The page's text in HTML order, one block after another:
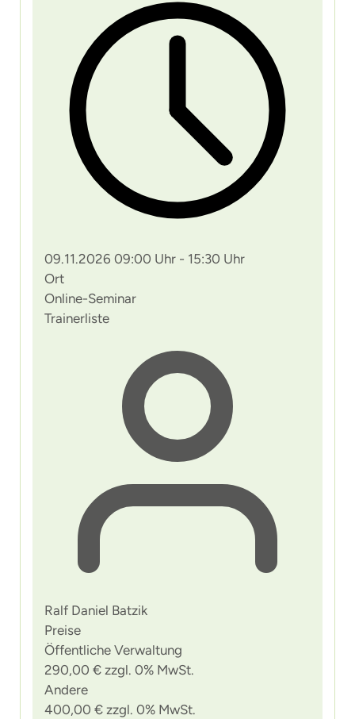
09.11.2026 09:00 Uhr - 15:30 Uhr
Ort
Online-Seminar
Trainerliste
Ralf Daniel Batzik
Preise
Öffentliche Verwaltung
290,00 € zzgl. 0% MwSt.
Andere
400,00 € zzgl. 0% MwSt.